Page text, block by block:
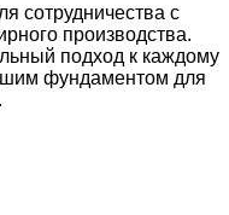
сотрудничества с
производства.
подход к каждому
фундаментом для